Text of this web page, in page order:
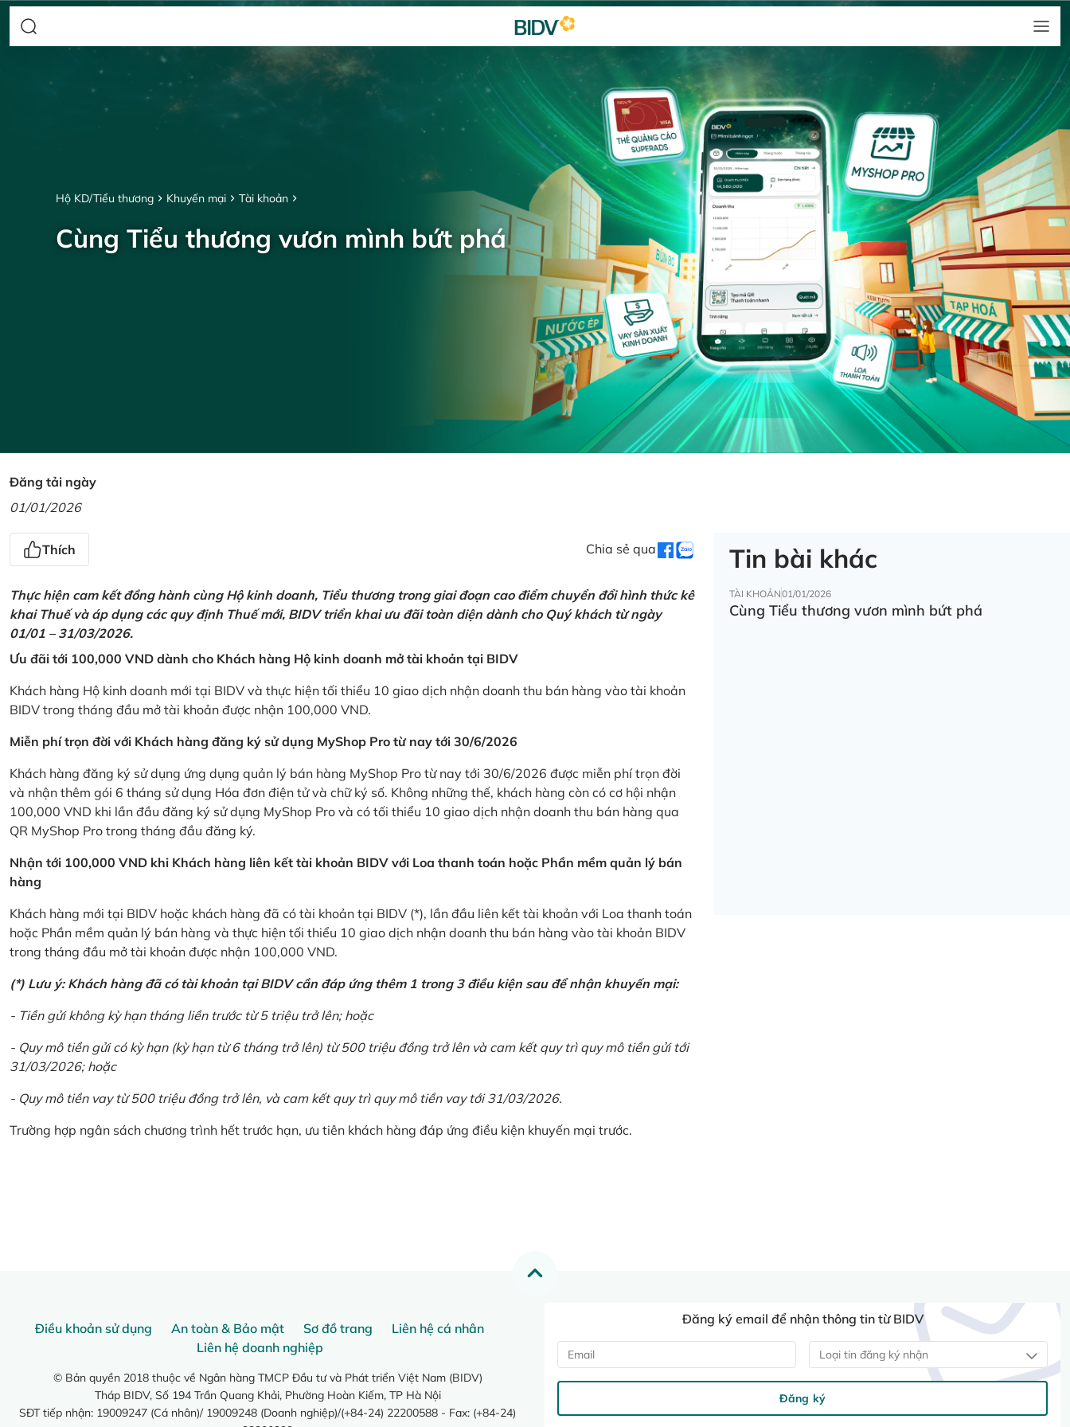
Hộ KD/Tiểu thương Khuyến mại Tài khoản
Cùng Tiểu thương vươn mình bứt phá
Đăng tải ngày
01/01/2026
Thích Chia sẻ qua
Thực hiện cam kết đồng hành cùng Hộ kinh doanh, Tiểu thương trong giai đoạn cao điểm chuyển đổi hình thức kê
khai Thuế và áp dụng các quy định Thuế mới, BIDV triển khai ưu đãi toàn diện dành cho Quý khách từ ngày
01/01 – 31/03/2026.
Ưu đãi tới 100,000 VND dành cho Khách hàng Hộ kinh doanh mở tài khoản tại BIDV
Khách hàng Hộ kinh doanh mới tại BIDV và thực hiện tối thiểu 10 giao dịch nhận doanh thu bán hàng vào tài khoản
BIDV trong tháng đầu mở tài khoản được nhận 100,000 VND.
Miễn phí trọn đời với Khách hàng đăng ký sử dụng MyShop Pro từ nay tới 30/6/2026
Khách hàng đăng ký sử dụng ứng dụng quản lý bán hàng MyShop Pro từ nay tới 30/6/2026 được miễn phí trọn đời
và nhận thêm gói 6 tháng sử dụng Hóa đơn điện tử và chữ ký số. Không những thế, khách hàng còn có cơ hội nhận
100,000 VND khi lần đầu đăng ký sử dụng MyShop Pro và có tối thiểu 10 giao dịch nhận doanh thu bán hàng qua
QR MyShop Pro trong tháng đầu đăng ký.
Nhận tới 100,000 VND khi Khách hàng liên kết tài khoản BIDV với Loa thanh toán hoặc Phần mềm quản lý bán
hàng
Khách hàng mới tại BIDV hoặc khách hàng đã có tài khoản tại BIDV (*), lần đầu liên kết tài khoản với Loa thanh toán
hoặc Phần mềm quản lý bán hàng và thực hiện tối thiểu 10 giao dịch nhận doanh thu bán hàng vào tài khoản BIDV
trong tháng đầu mở tài khoản được nhận 100,000 VND.
(*) Lưu ý: Khách hàng đã có tài khoản tại BIDV cần đáp ứng thêm 1 trong 3 điều kiện sau để nhận khuyến mại:
- Tiền gửi không kỳ hạn tháng liền trước từ 5 triệu trở lên; hoặc
- Quy mô tiền gửi có kỳ hạn (kỳ hạn từ 6 tháng trở lên) từ 500 triệu đồng trở lên và cam kết quy trì quy mô tiền gửi tới
31/03/2026; hoặc
- Quy mô tiền vay từ 500 triệu đồng trở lên, và cam kết quy trì quy mô tiền vay tới 31/03/2026.
Trường hợp ngân sách chương trình hết trước hạn, ưu tiên khách hàng đáp ứng điều kiện khuyến mại trước.
Tin bài khác
TÀI KHOẢN01/01/2026
Cùng Tiểu thương vươn mình bứt phá
Điều khoản sử dụng An toàn & Bảo mật Sơ đồ trang
Liên hệ cá nhân
Liên hệ doanh nghiệp
© Bản quyền 2018 thuộc về Ngân hàng TMCP Đầu tư và Phát triển Việt Nam (BIDV)
Tháp BIDV, Số 194 Trần Quang Khải, Phường Hoàn Kiếm, TP Hà Nội
SĐT tiếp nhận: 19009247 (Cá nhân)/ 19009248 (Doanh nghiệp)/(+84-24) 22200588 - Fax: (+84-24)
Đăng ký email để nhận thông tin từ BIDV
Loại tin đăng ký nhận
Đăng ký